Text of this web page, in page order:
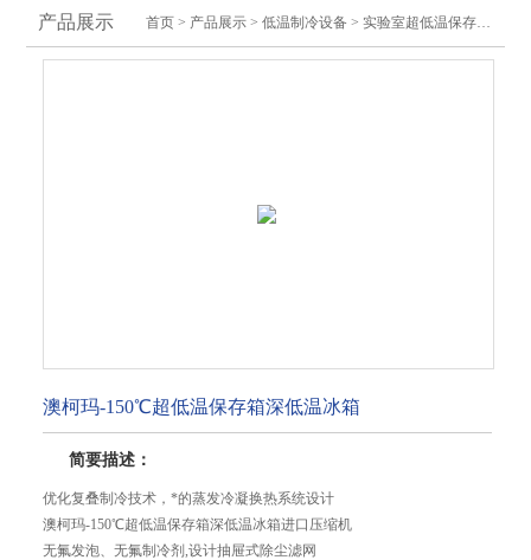
产品展示 首页 > 产品展示 >低温制冷设备 >实验室超低温保存箱
澳柯玛-150℃超低温保存箱深低温冰箱
简要描述：
优化复叠制冷技术，*的蒸发冷凝换热系统设计
澳柯玛-150℃超低温保存箱深低温冰箱进口压缩机
无氟发泡、无氟制冷剂,设计抽屉式除尘滤网